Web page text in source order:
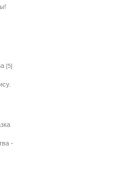
[5]
-